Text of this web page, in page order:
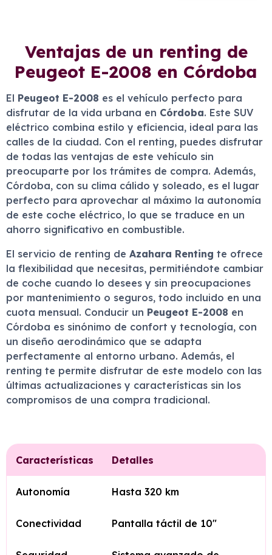
Ventajas de un renting de
Peugeot E-2008 en Córdoba
El Peugeot E-2008 es el vehículo perfecto para
disfrutar de la vida urbana en Córdoba. Este SUV
eléctrico combina estilo y eficiencia, ideal para las
calles de la ciudad. Con el renting, puedes disfrutar
de todas las ventajas de este vehículo sin
preocuparte por los trámites de compra. Además,
Córdoba, con su clima cálido y soleado, es el lugar
perfecto para aprovechar al máximo la autonomía
de este coche eléctrico, lo que se traduce en un
ahorro significativo en combustible.
El servicio de renting de Azahara Renting te ofrece
la flexibilidad que necesitas, permitiéndote cambiar
de coche cuando lo desees y sin preocupaciones
por mantenimiento o seguros, todo incluido en una
cuota mensual. Conducir un Peugeot E-2008 en
Córdoba es sinónimo de confort y tecnología, con
un diseño aerodinámico que se adapta
perfectamente al entorno urbano. Además, el
renting te permite disfrutar de este modelo con las
últimas actualizaciones y características sin los
compromisos de una compra tradicional.
Características Detalles
Autonomía Hasta 320 km
Conectividad Pantalla táctil de 10″